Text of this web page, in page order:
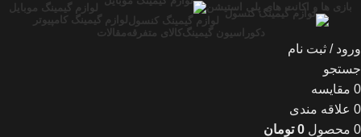
بازی ها و اکانت های پلی استیشن
لوازم گیمینگ موبایل
لوازم گیمینگ کنسول
لوازم گیمینگ کامپیوتر
دکوراسیون گیمینگکالای متفرقه مقالات
ورود / ثبت نام
جستجو
0 مقایسه
0 علاقه مندی
0 محصول 0 تومان